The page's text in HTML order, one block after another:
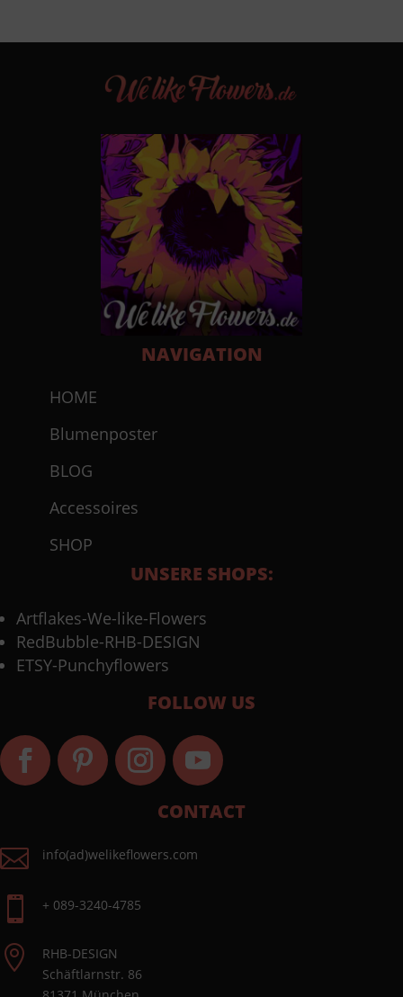
NAVIGATION
HOME
Blumenposter
BLOG
Accessoires
SHOP
UNSERE SHOPS:
Artflakes-We-like-Flowers
RedBubble-RHB-DESIGN
ETSY-Punchyflowers
FOLLOW US
CONTACT
 info(ad)welikeflowers.com
 + 089-3240-4785

RHB-DESIGN
Schäftlarnstr. 86